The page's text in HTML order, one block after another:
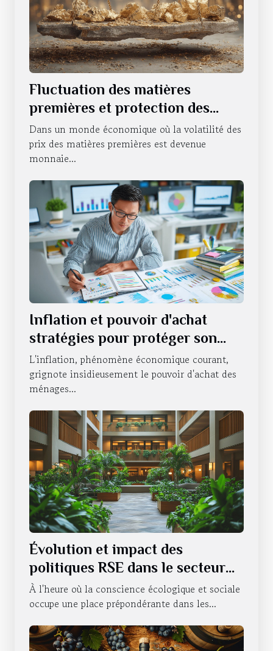
Fluctuation des matières
premières et protection des
investissements Comment se
couvrir contre l'instabilité
Dans un monde économique où la volatilité des
prix des matières premières est devenue
monnaie...
Inflation et pouvoir d'achat
stratégies pour protéger son
portefeuille en période
d'incertitude économique
L'inflation, phénomène économique courant,
grignote insidieusement le pouvoir d'achat des
ménages...
Évolution et impact des
politiques RSE dans le secteur
hôtelier
À l'heure où la conscience écologique et sociale
occupe une place prépondérante dans les...